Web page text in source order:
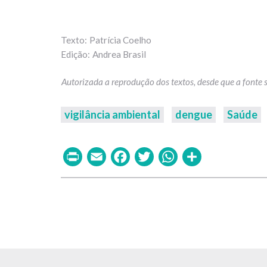
Patrícia Coelho
Andrea Brasil
vigilância ambiental dengue Saúde
PrintEmailFacebook
Twitter